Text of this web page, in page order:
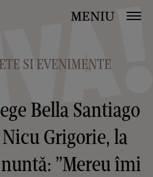
MENIU
SI EVENIMENTE
Bella Santiago
Grigorie, la
”Mereu îmi